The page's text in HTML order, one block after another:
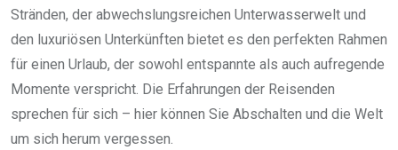
Stränden, der abwechslungsreichen Unterwasserwelt und
den luxuriösen Unterkünften bietet es den perfekten Rahmen
für einen Urlaub, der sowohl entspannte als auch aufregende
Momente verspricht. Die Erfahrungen der Reisenden
sprechen für sich – hier können Sie Abschalten und die Welt
um sich herum vergessen.